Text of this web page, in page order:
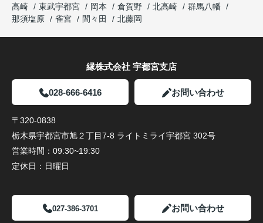
高崎
東武宇都宮 岡本 倉賀野 北高崎
群馬八幡
那須塩原
雀宮 間々田 北藤岡
縁株式会社 宇都宮支店
028-666-6416 お問い合わせ
〒320-0838
栃木県宇都宮市旭２丁目7-8 ライトミライ宇都宮 302号
営業時間： 09:30~19:30
定休日： 日曜日
027-386-3701 お問い合わせ